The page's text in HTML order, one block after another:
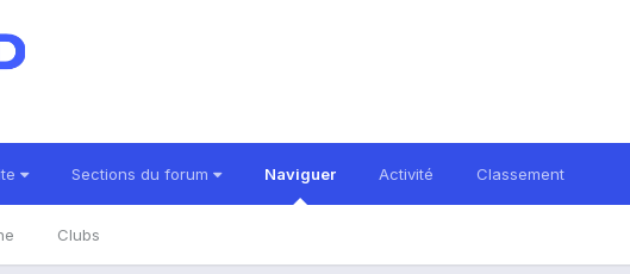
Sections du forum Naviguer
Clubs
Activité Classement